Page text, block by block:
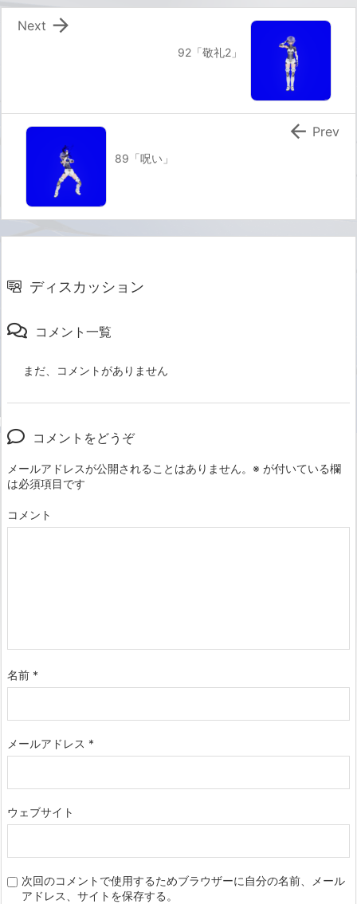
92「敬礼2」

Next
89「呪い」
 Prev
ディスカッション
コメント一覧
まだ、コメントがありません
コメントをどうぞ
メールアドレスが公開されることはありません。 ※ が付いている欄
は必須項目です
コメント
名前 *
メールアドレス *
ウェブサイト
次回のコメントで使用するためブラウザーに自分の名前、メール
アドレス、サイトを保存する。